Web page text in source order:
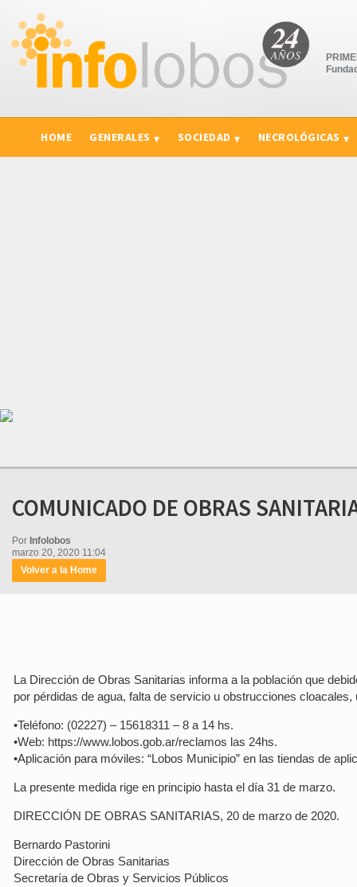
HOME GENERALES SOCIEDAD NECROLÓGICAS
COMUNICADO DE OBRAS
Por Infolobos
marzo 20, 2020 11:04
Volver a la Home
La Dirección de Obras Sanitarias informa a la población que
por pérdidas de agua, falta de servicio u obstrucciones
•Teléfono: (02227) – 15618311 – 8 a 14 hs.
•Web: https://www.lobos.gob.ar/reclamos las 24hs.
•Aplicación para móviles: “Lobos Municipio” en las tiendas de
La presente medida rige en principio hasta el día 31 de marzo.
DIRECCIÓN DE OBRAS SANITARIAS, 20 de marzo de 2020.
Bernardo Pastorini
Dirección de Obras Sanitarias
Secretaría de Obras y Servicios Públicos